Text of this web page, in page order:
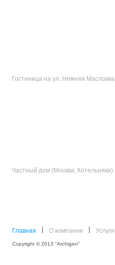
Гостиница на ул. Нижняя Масловка
Частный дом (Москва, Котельники)
Copyright © 2013 "Archigen"
Главная О компании Услуги